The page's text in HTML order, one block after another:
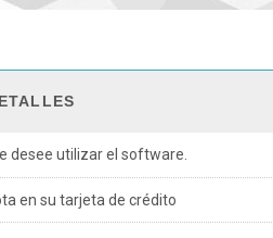
desee utilizar el software.
en su tarjeta de crédito